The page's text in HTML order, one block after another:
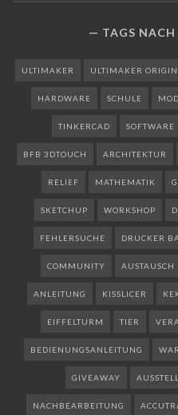
TAGS
ULTIMAKER ULTIMAKER
HARDWARE SCHULE
TINKERCAD SOFTWARE
BFB 3DTOUCH ARCHITEKTUR
RELIEF MATHEMATIK
SKETCHUP WORKSHOP
FEHLERSUCHE DRUCKER
COMMUNITY AUSTAUSCH
ANLEITUNG KISSLICER
EIFFELTURM TIER
BEDIENUNGSANLEITUNG
GIVEAWAY
NACHBEARBEITUNG